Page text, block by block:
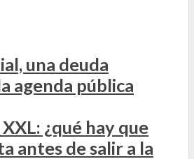
una deuda
agenda pública
¿qué hay que
antes de salir a la